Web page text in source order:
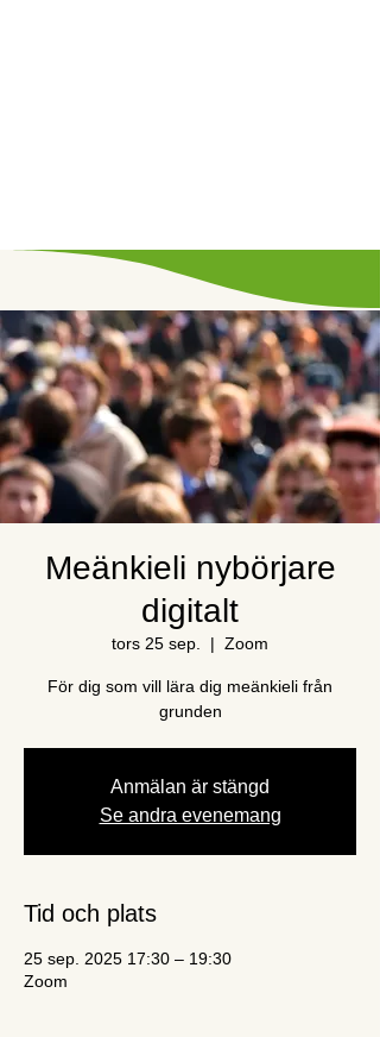
Meänkieli nybörjare
digitalt
tors 25 sep.
  |
Zoom
För dig som vill lära dig meänkieli från
grunden
Anmälan är stängd
Se andra evenemang
Tid och plats
25 sep. 2025 17:30 – 19:30
Zoom